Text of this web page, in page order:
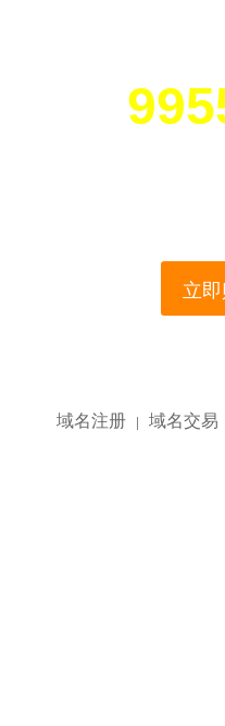
立
域名注册 | 域名交易